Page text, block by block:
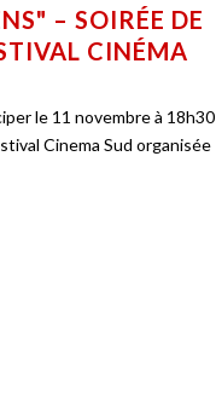
– SOIRÉE DE
CINÉMA
le 11 novembre à 18h30
Cinema Sud organisée